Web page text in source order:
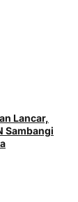
Lancar,
Sambangi